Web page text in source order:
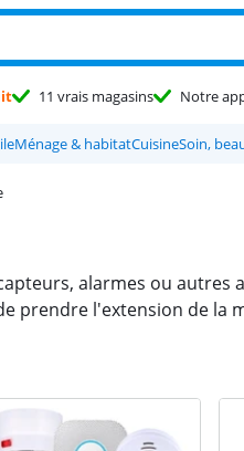
11 vrais magasins Notre
Ménage & habitatCuisineSoin,
alarmes ou
prendre l'extension de